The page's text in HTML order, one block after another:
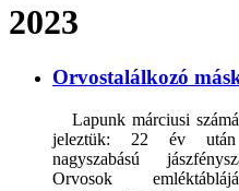
2023
Orvostalálkozó
Lapunk márciusi
jeleztük: 22 év
nagyszabású
Orvosok